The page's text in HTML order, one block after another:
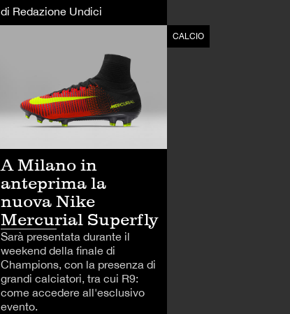
di Redazione Undici
CALCIO
A Milano in
anteprima la
nuova Nike
Mercurial Superfly
Sarà presentata durante il
weekend della finale di
Champions, con la presenza di
grandi calciatori, tra cui R9:
come accedere all'esclusivo
evento.